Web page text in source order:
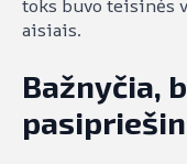
toks buvo teisinės
aisiais.
Bažnyčia,